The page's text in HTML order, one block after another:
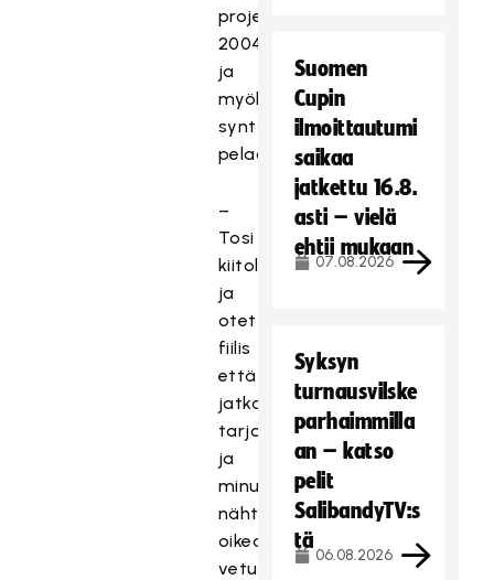
projekti
2004
ja
myöhemmin
syntyneille
pelaajille.
–
Tosi
kiitollinen
ja
otettu
fiilis
että
jatkoa
tarjottiin
ja
minut
nähtiin
oikeaksi
veturiksi
Suomen
Cupin
ilmoittautumi
saikaa
jatkettu 16.8.
asti – vielä
ehtii mukaan
07.08.2026
Syksyn
turnausvilske
parhaimmilla
an – katso
pelit
SalibandyTV:s
tä
06.08.2026